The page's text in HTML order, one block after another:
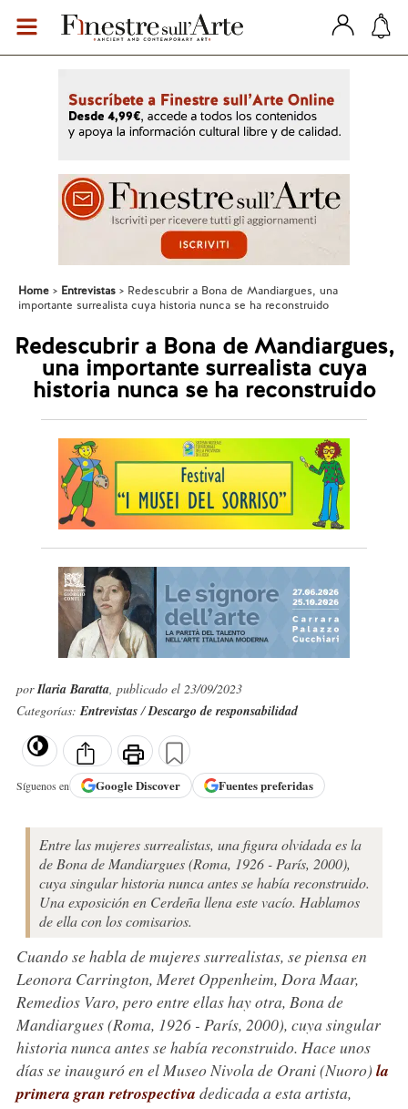
Home Entrevistas
Redescubrir a Bona de Mandiargues, una
importante surrealista cuya historia nunca se ha reconstruido
Redescubrir a Bona de Mandiargues,
una importante surrealista cuya
historia nunca se ha reconstruido
porIlaria Baratta, publicado el 23/09/2023
Categorías:Entrevistas/Descargo de responsabilidad
Síguenos en GoogleDiscover Fuentes preferidas
Entre las mujeres surrealistas, una figura olvidada es la
de Bona de Mandiargues (Roma, 1926 - París, 2000),
cuya singular historia nunca antes se había reconstruido.
Una exposición en Cerdeña llena este vacío. Hablamos
de ella con los comisarios.
Cuando se habla de mujeres surrealistas, se piensa en
Leonora Carrington, Meret Oppenheim, Dora Maar,
Remedios Varo, pero entre ellas hay otra, Bona de
Mandiargues (Roma, 1926 - París, 2000), cuya singular
historia nunca antes se había reconstruido. Hace unos
días se inauguró en el Museo Nivola de Orani (Nuoro) la
primera gran retrospectiva dedicada a esta artista,